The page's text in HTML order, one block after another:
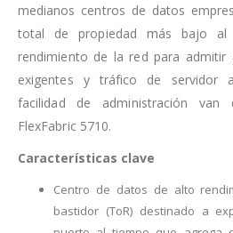
medianos centros de datos
total de propiedad más bajo
rendimiento de la red para admitir
exigentes y tráfico de servidor
facilidad de administración
FlexFabric 5710.
Características clave
Centro de datos de alto
bastidor (ToR) destinado a